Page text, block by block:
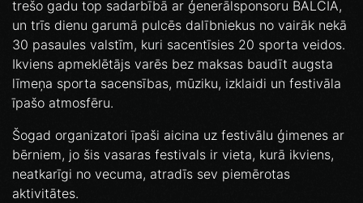
trešo gadu top sadarbībā ar ģenerālsponsoru BALCIA,
un trīs dienu garumā pulcēs dalībniekus no vairāk nekā
30 pasaules valstīm, kuri sacentīsies 20 sporta veidos.
Ikviens apmeklētājs varēs bez maksas baudīt augsta
līmeņa sporta sacensības, mūziku, izklaidi un festivāla
īpašo atmosfēru.
Šogad organizatori īpaši aicina uz festivālu ģimenes ar
bērniem, jo šis vasaras festivals ir vieta, kurā ikviens,
neatkarīgi no vecuma, atradīs sev piemērotas
aktivitātes.